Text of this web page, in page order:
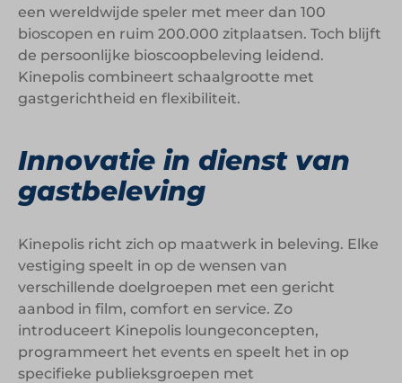
een wereldwijde speler met meer dan 100
bioscopen en ruim 200.000 zitplaatsen. Toch blijft
de persoonlijke bioscoopbeleving leidend.
Kinepolis combineert schaalgrootte met
gastgerichtheid en flexibiliteit.
Innovatie in dienst van
gastbeleving
Kinepolis richt zich op maatwerk in beleving. Elke
vestiging speelt in op de wensen van
verschillende doelgroepen met een gericht
aanbod in film, comfort en service. Zo
introduceert Kinepolis loungeconcepten,
programmeert het events en speelt het in op
specifieke publieksgroepen met